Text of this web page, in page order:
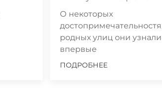
О некоторых
родных улиц они узнали
впервые
ПОДРОБНЕЕ